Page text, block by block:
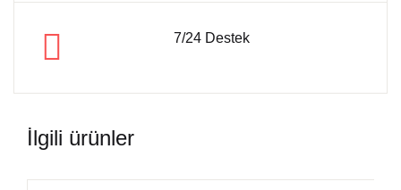
7/24 Destek
İlgili ürünler